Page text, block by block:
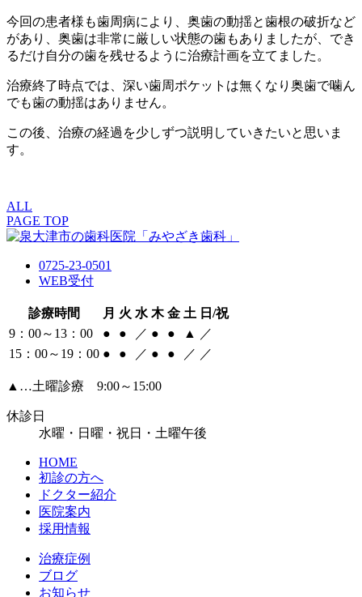
今回の患者様も歯周病により、奥歯の動揺と歯根の破折など
があり、奥歯は非常に厳しい状態の歯もありましたが、でき
るだけ自分の歯を残せるように治療計画を立てました。
治療終了時点では、深い歯周ポケットは無くなり奥歯で噛ん
でも歯の動揺はありません。
この後、治療の経過を少しずつ説明していきたいと思いま
す。
ALL
PAGE TOP
0725-23-0501
WEB受付
診療時間 月 火 水 木 金 土 日/祝
9：00～13：00
● ● ／ ● ● ▲
／
15：00～19：00 ● ● ／ ● ● ／ ／
▲…土曜診療 9:00～15:00
休診日
水曜・日曜・祝日・土曜午後
HOME
初診の方へ
ドクター紹介
医院案内
採用情報
治療症例
ブログ
お知らせ